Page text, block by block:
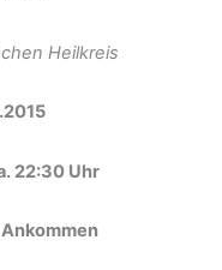
Heilkreis
22:30 Uhr